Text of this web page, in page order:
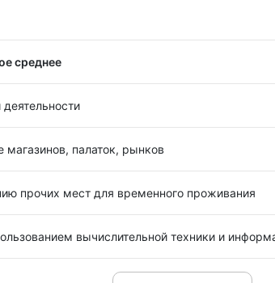
среднее
магазинов, палаток, рынков
прочих мест для временного проживания
вычислительной техники и